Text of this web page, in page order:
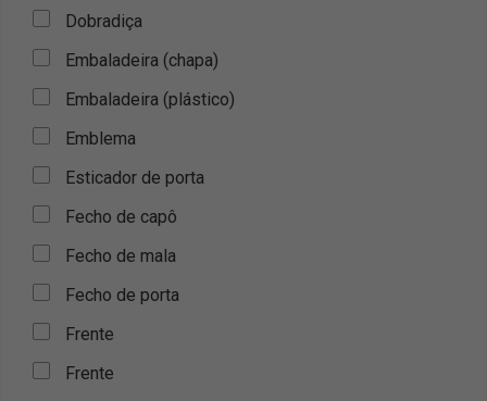
Dobradiça
Embaladeira (chapa)
Embaladeira (plástico)
Emblema
Esticador de porta
Fecho de capô
Fecho de mala
Fecho de porta
Frente
Frente